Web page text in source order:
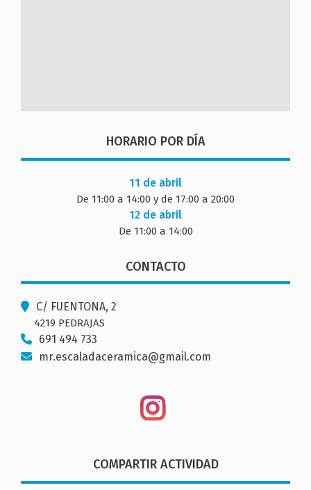
HORARIO POR DÍA
11 de abril
De 11:00 a 14:00 y de 17:00 a 20:00
12 de abril
De 11:00 a 14:00
CONTACTO
C/ FUENTONA, 2
4219 PEDRAJAS
691 494 733
mr.escaladaceramica@gmail.com
COMPARTIR ACTIVIDAD